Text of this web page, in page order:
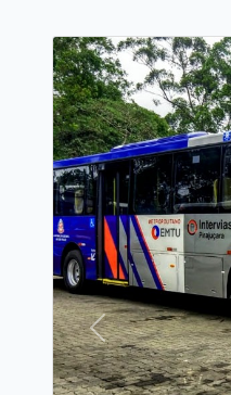
Anterior